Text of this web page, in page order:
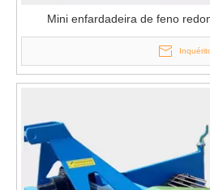
Mini enfardadeira de feno